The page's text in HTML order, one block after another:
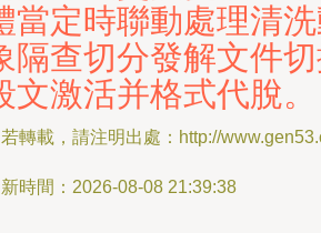
當定時聯動處理清
隔查切分發解文件
文激活并格式代脫。
轉載，請注明出處：http://
時間：2026-08-08 21:39:38